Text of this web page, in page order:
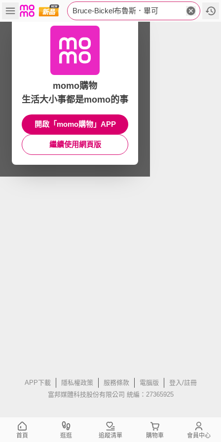
Bruce-Bickel布魯斯．畢可
APP下載 隱私權政策 服務條款 電腦版
登入/註冊
富邦媒體科技股份有限公司 統編：27365925
momo購物
生活大小事都是momo的事
開啟「momo購物」APP
繼續使用網頁版
首頁 逛逛 追蹤清單 購物車 會員中心